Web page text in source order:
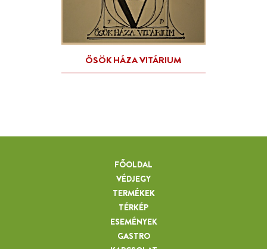
FŐOLDAL
VÉDJEGY
TERMÉKEK
TÉRKÉP
ESEMÉNYEK
GASTRO